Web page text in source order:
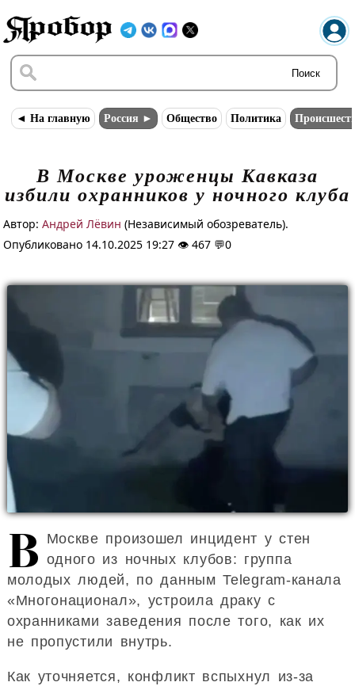
Поиск
◄ На главную Россия ► Общество Политика
В Москве уроженцы Кавказа
избили охранников у ночного клуба
Автор:Андрей Лёвин (Независимый обозреватель).
Опубликовано 14.10.2025 19:27 👁 467 💬0
В Москве произошел инцидент у стен
одного из ночных клубов: группа
молодых людей, по данным Telegram-канала
«Многонационал», устроила драку с
охранниками заведения после того, как их
не пропустили внутрь.
Как уточняется, конфликт вспыхнул из-за